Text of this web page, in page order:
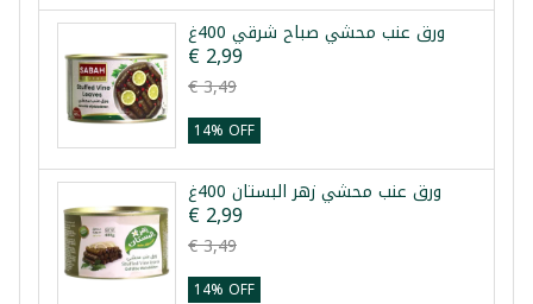
ورق عنب محشي صباح شرقي 400غ
€ 2,99
€ 3,49
14% OFF
ورق عنب محشي زهر البستان 400غ
€ 2,99
€ 3,49
14% OFF